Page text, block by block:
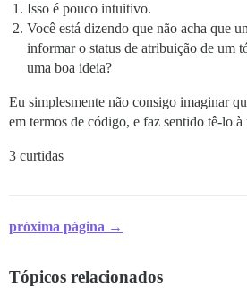
Isso é pouco intuitivo.
Você está dizendo que não acha que
informar o status de atribuição de um
uma boa ideia?
Eu simplesmente não consigo imaginar
em termos de código, e faz sentido tê-lo à
3 curtidas
próxima página →
Tópicos relacionados